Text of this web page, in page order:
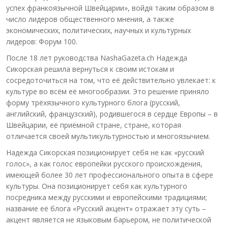
успех франкоязычной Швейцарии», войдя таким образом в
число лидеров общественного мнения, а также
экономических, политических, научных и культурных
лидеров: Форум 100.
После 18 лет руководства NashaGazeta.ch Надежда
Сикорская решила вернуться к своим истокам и
сосредоточиться на том, что её действительно увлекает: к
культуре во всём её многообразии. Это решение приняло
форму трёхязычного культурного блога (русский,
английский, французский), родившегося в сердце Европы – в
Швейцарии, её приёмной стране, стране, которая
отличается своей мультикультурностью и многоязычием.
Надежда Сикорская позиционирует себя не как «русский
голос», а как голос европейки русского происхождения,
имеющей более 30 лет профессионального опыта в сфере
культуры. Она позиционирует себя как культурного
посредника между русскими и европейскими традициями;
название её блога «Русский акцент» отражает эту суть –
акцент является не языковым барьером, не политической